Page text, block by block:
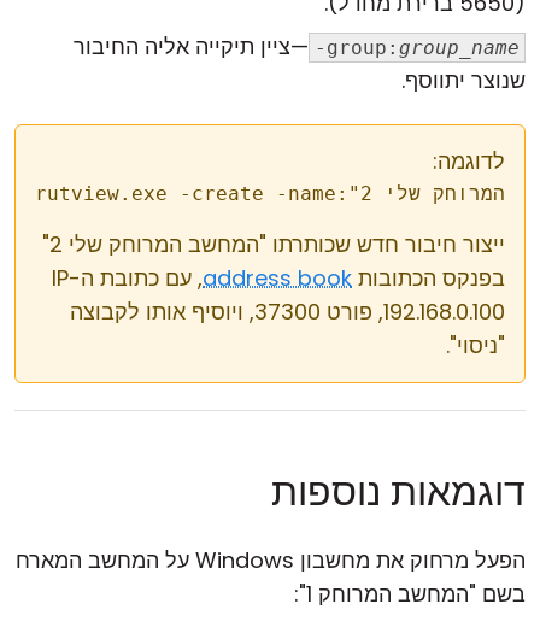
-group: group_name
—ציין תיקייה אליה החיבור
שנוצר יתווסף.
לדוגמה:
ייצור חיבור חדש שכותרתו "המחשב המרוחק שלי 2"
בפנקס הכתובות address book
, עם כתובת ה-IP
192.168.0.100, פורט 37300, ויוסיף אותו לקבוצה
"ניסוי".
דוגמאות נוספות
הפעל מרחוק את מחשבון Windows על המחשב המארח
בשם "המחשב המרוחק 1":